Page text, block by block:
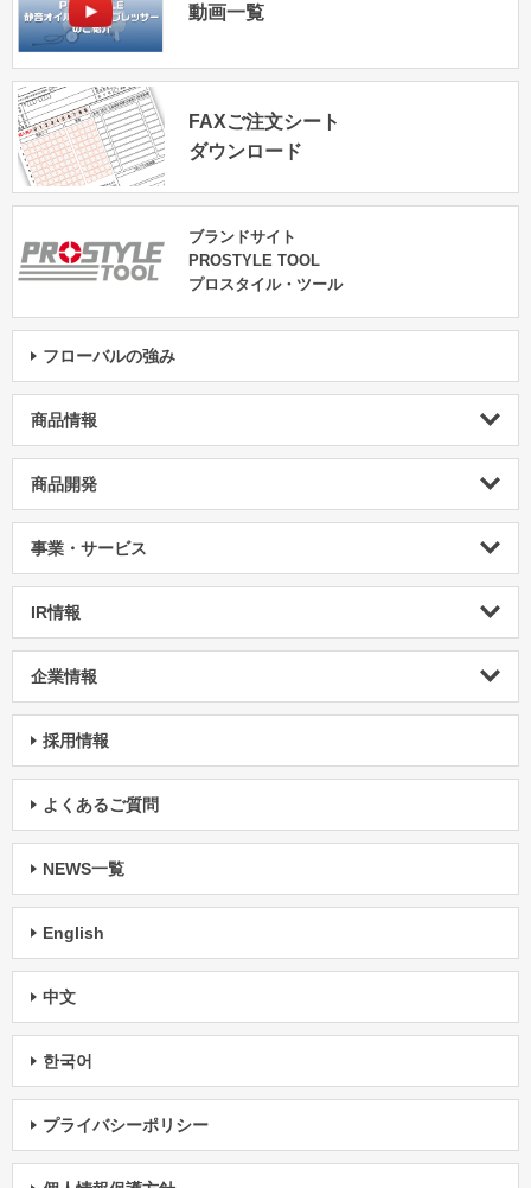
動画一覧
FAXご注文シート
ダウンロード
ブランドサイト
PROSTYLE TOOL
プロスタイル・ツール
フローバルの強み
商品情報
商品開発
事業・サービス
IR情報
企業情報
採用情報
よくあるご質問
NEWS一覧
English
中文
한국어
プライバシーポリシー